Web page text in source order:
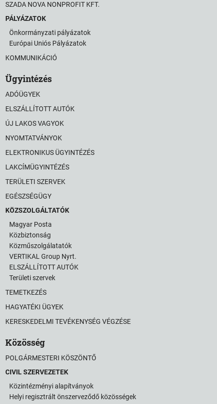
SZADA NOVA NONPROFIT KFT.
PÁLYÁZATOK
Önkormányzati pályázatok
Európai Uniós Pályázatok
KOMMUNIKÁCIÓ
Ügyintézés
ADÓÜGYEK
ELSZÁLLÍTOTT AUTÓK
ÚJ LAKOS VAGYOK
NYOMTATVÁNYOK
ELEKTRONIKUS ÜGYINTÉZÉS
LAKCÍMÜGYINTÉZÉS
TERÜLETI SZERVEK
EGÉSZSÉGÜGY
KÖZSZOLGÁLTATÓK
Magyar Posta
Közbiztonság
Közműszolgálatatók
VERTIKAL Group Nyrt.
ELSZÁLLÍTOTT AUTÓK
Területi szervek
TEMETKEZÉS
HAGYATÉKI ÜGYEK
KERESKEDELMI TEVÉKENYSÉG VÉGZÉSE
Közösség
POLGÁRMESTERI KÖSZÖNTŐ
CIVIL SZERVEZETEK
Közintézményi alapítványok
Helyi regisztrált önszerveződő közösségek